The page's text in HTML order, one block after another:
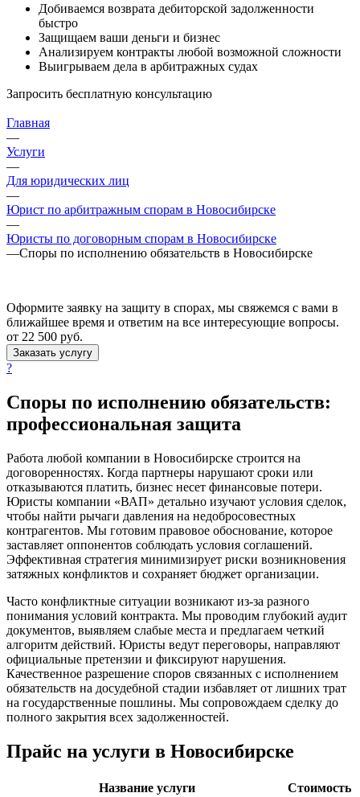
Добиваемся возврата дебиторской задолженности
быстро
Защищаем ваши деньги и бизнес
Анализируем контракты любой возможной сложности
Выигрываем дела в арбитражных судах
Запросить бесплатную консультацию
Главная
—
Услуги
—
Для юридических лиц
—
Юрист по арбитражным спорам в Новосибирске
—
Юристы по договорным спорам в Новосибирске
—Споры по исполнению обязательств в Новосибирске
Оформите заявку на защиту в спорах, мы свяжемся с вами в
ближайшее время и ответим на все интересующие вопросы.
от 22 500 руб.
Заказать услугу
?
Споры по исполнению обязательств:
профессиональная защита
Работа любой компании в Новосибирске строится на
договоренностях. Когда партнеры нарушают сроки или
отказываются платить, бизнес несет финансовые потери.
Юристы компании «ВАП» детально изучают условия сделок,
чтобы найти рычаги давления на недобросовестных
контрагентов. Мы готовим правовое обоснование, которое
заставляет оппонентов соблюдать условия соглашений.
Эффективная стратегия минимизирует риски возникновения
затяжных конфликтов и сохраняет бюджет организации.
Часто конфликтные ситуации возникают из-за разного
понимания условий контракта. Мы проводим глубокий аудит
документов, выявляем слабые места и предлагаем четкий
алгоритм действий. Юристы ведут переговоры, направляют
официальные претензии и фиксируют нарушения.
Качественное разрешение споров связанных с исполнением
обязательств на досудебной стадии избавляет от лишних трат
на государственные пошлины. Мы сопровождаем сделку до
полного закрытия всех задолженностей.
Прайс на услуги в Новосибирске
Название услуги
Стоимость